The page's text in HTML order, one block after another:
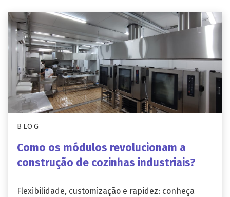
BLOG
Como os módulos revolucionam a
construção de cozinhas industriais?
Flexibilidade, customização e rapidez: conheça